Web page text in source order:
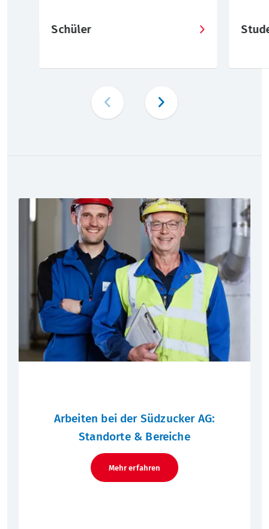
Schüler
Arbeiten bei der Südzucker AG:
Standorte & Bereiche
Mehr erfahren